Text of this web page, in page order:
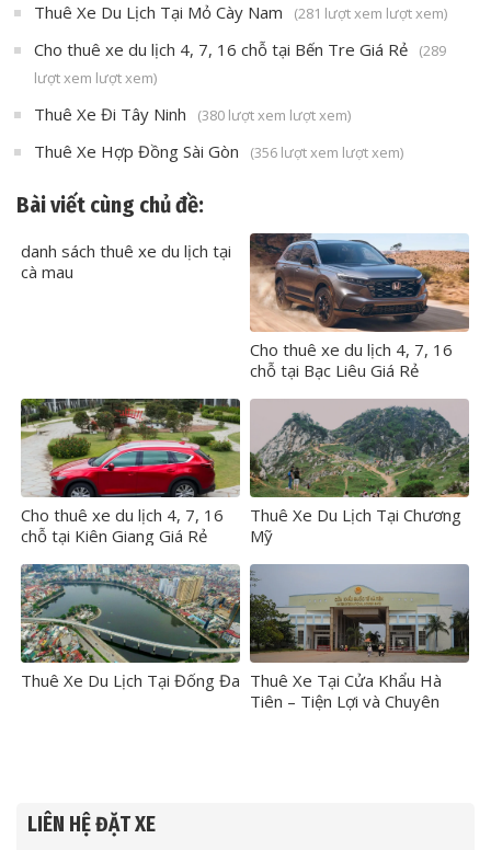
Thuê Xe Du Lịch Tại Mỏ Cày Nam (281 lượt xem lượt xem)
Cho thuê xe du lịch 4, 7, 16 chỗ tại Bến Tre Giá Rẻ
(289
lượt xem lượt xem)
Thuê Xe Đi Tây Ninh (380 lượt xem lượt xem)
Thuê Xe Hợp Đồng Sài Gòn (356 lượt xem lượt xem)
Bài viết cùng chủ đề:
danh sách thuê xe du lịch tại
cà mau
Cho thuê xe du lịch 4, 7, 16
chỗ tại Bạc Liêu Giá Rẻ
Cho thuê xe du lịch 4, 7, 16
chỗ tại Kiên Giang Giá Rẻ
Thuê Xe Du Lịch Tại Chương
Mỹ
Thuê Xe Du Lịch Tại Đống Đa Thuê Xe Tại Cửa Khẩu Hà
Tiên – Tiện Lợi và Chuyên
LIÊN HỆ ĐẶT XE